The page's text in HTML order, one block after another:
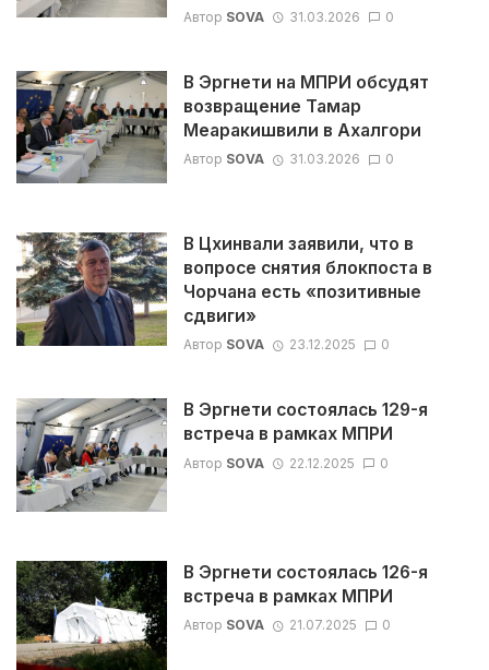
Автор SOVA 31.03.2026 0
В Эргнети на МПРИ обсудят
возвращение Тамар
Меаракишвили в Ахалгори
Автор SOVA 31.03.2026 0
В Цхинвали заявили, что в
вопросе снятия блокпоста в
Чорчана есть «позитивные
сдвиги»
Автор SOVA 23.12.2025 0
В Эргнети состоялась 129-я
встреча в рамках МПРИ
Автор SOVA 22.12.2025 0
В Эргнети состоялась 126-я
встреча в рамках МПРИ
Автор SOVA 21.07.2025 0